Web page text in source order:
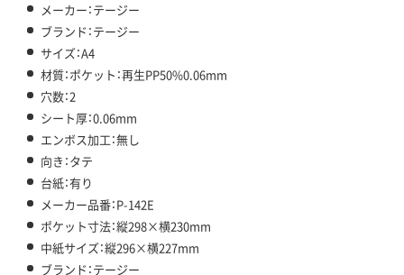
メーカー：テージー
ブランド：テージー
サイズ：A4
材質：ポケット：再生PP50%0.06mm
穴数：2
シート厚：0.06mm
エンボス加工：無し
向き：タテ
台紙：有り
メーカー品番：P-142E
ポケット寸法：縦298×横230mm
中紙サイズ：縦296×横227mm
ブランド：テージー